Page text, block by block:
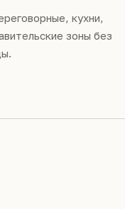
кухни,
зоны без